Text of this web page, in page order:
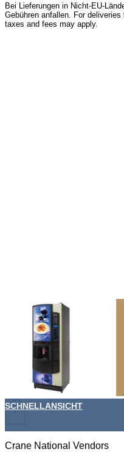
Bei Lieferungen in Nicht-EU-
Gebühren anfallen. For
taxes and fees may apply.
+
SCHNELLANSICHT
Crane National Vendors